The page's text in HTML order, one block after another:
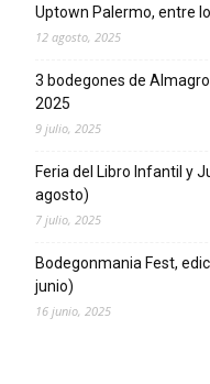
Uptown Palermo, entre
12 agosto, 2025
3 bodegones de
2025
9 julio, 2025
Feria del Libro Infantil y
agosto)
7 julio, 2025
Bodegonmania Fest,
junio)
16 junio, 2025